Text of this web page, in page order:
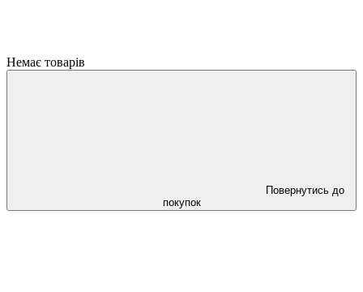
Немає товарів
Повернутись до
покупок